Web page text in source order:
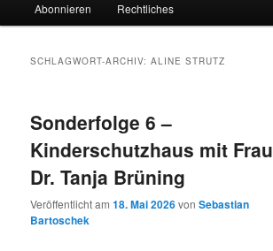
Abonnieren Rechtliches
SCHLAGWORT-ARCHIV:ALINE STRUTZ
Sonderfolge 6 –
Kinderschutzhaus mit Frau
Dr. Tanja Brüning
Veröffentlicht am18. Mai 2026vonSebastian
Bartoschek